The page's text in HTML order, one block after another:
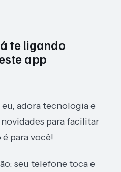
te ligando
app
eu, adora tecnologia e
para facilitar
para você!
seu telefone toca e